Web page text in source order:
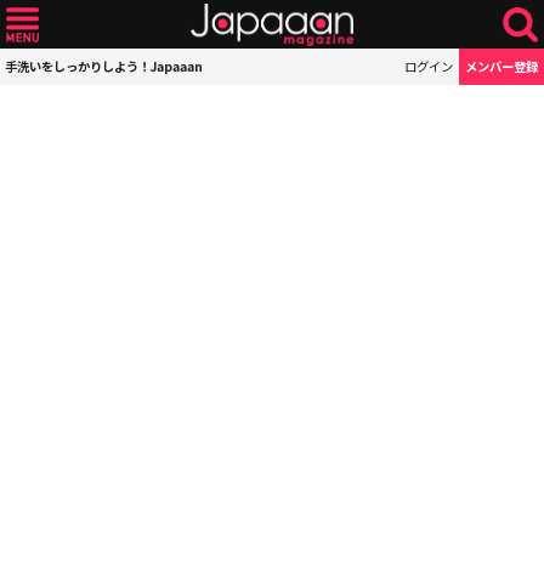
手洗いをしっかりしよう！Japaaan ログイン メンバー登録